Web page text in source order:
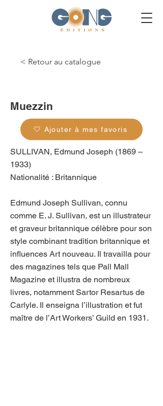
< Retour au catalogue
Muezzin
🤍 Ajouter à mes favoris
SULLIVAN, Edmund Joseph (1869 –
1933)
Nationalité : Britannique
Edmund Joseph Sullivan, connu
comme E. J. Sullivan, est un illustrateur
et graveur britannique célèbre pour son
style combinant tradition britannique et
influences Art nouveau. Il travailla pour
des magazines tels que Pall Mall
Magazine et illustra de nombreux
livres, notamment Sartor Resartus de
Carlyle. Il enseigna l’illustration et fut
maître de l’Art Workers’ Guild en 1931.